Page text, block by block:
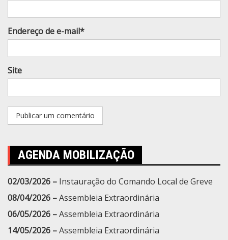
Endereço de e-mail*
Site
AGENDA MOBILIZAÇÃO
02/03/2026 – Instauração do Comando Local de Greve
08/04/2026 –Assembleia Extraordinária
06/05/2026 –Assembleia Extraordinária
14/05/2026 –Assembleia Extraordinária